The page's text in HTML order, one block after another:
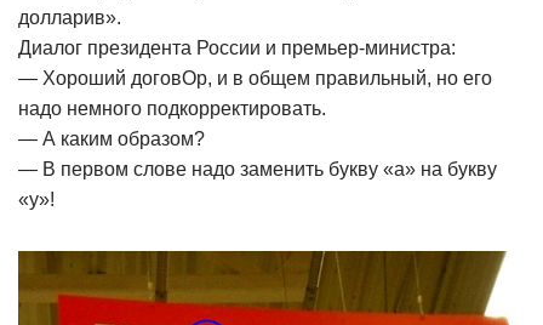
долларив».
Диалог президента России и премьер-министра:
— Хороший договОр, и в общем правильный, но его
надо немного подкорректировать.
— А каким образом?
— В первом слове надо заменить букву «а» на букву
«у»!